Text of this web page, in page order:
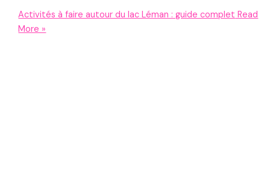
Activités à faire autour du lac Léman : guide complet Read
More »